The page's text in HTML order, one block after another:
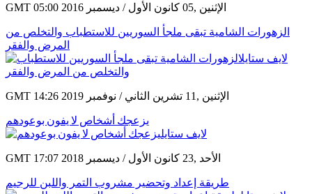
GMT 05:00 2016 الإثنين ,05 كانون الأول / ديسمبر
الزهورات الشامية تبقى ملجأ السوريين للاستطباب والتخلص من
المرض والفقر
GMT 14:26 2019 الإثنين ,11 تشرين الثاني / نوفمبر
يزعجك أشخاص لا يفون بوعودهم
GMT 17:07 2018 الأحد ,23 كانون الأول / ديسمبر
طريقة إعداد وتحضير مشروب التمر واللبن للرجيم